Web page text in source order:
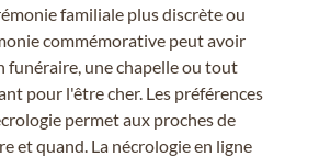
familiale plus discrète ou
commémorative peut avoir
funéraire, une chapelle ou tout
pour l'être cher. Les préférences
permet aux proches de
et quand. La nécrologie en ligne